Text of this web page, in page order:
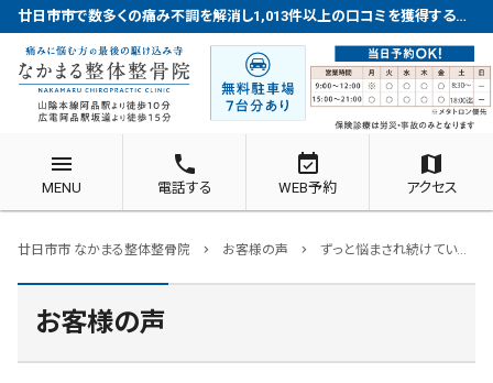
廿日市市で数多くの痛み不調を解消し1,013件以上の口コミを獲得する整体院
menu
MENU
phone
電話する
event_available
WEB予約
map
アクセス
廿日市市 なかまる整体整骨院 chevron_right お客様の声 chevron_right ずっと悩まされ続けていた慢性腰痛が治ってきました。
お客様の声